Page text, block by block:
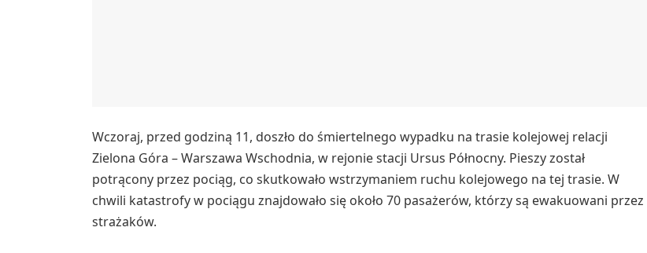
Wczoraj, przed godziną 11, doszło do śmiertelnego wypadku na trasie kolejowej relacji
Zielona Góra – Warszawa Wschodnia, w rejonie stacji Ursus Północny. Pieszy został
potrącony przez pociąg, co skutkowało wstrzymaniem ruchu kolejowego na tej trasie. W
chwili katastrofy w pociągu znajdowało się około 70 pasażerów, którzy są ewakuowani przez
strażaków.